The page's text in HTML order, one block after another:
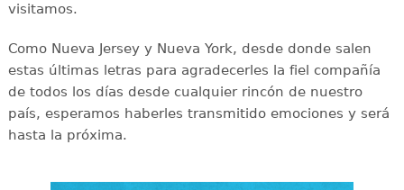
visitamos.
Como Nueva Jersey y Nueva York, desde donde salen
estas últimas letras para agradecerles la fiel compañía
de todos los días desde cualquier rincón de nuestro
país, esperamos haberles transmitido emociones y será
hasta la próxima.